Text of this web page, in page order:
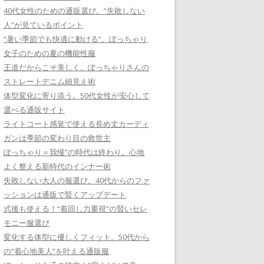
40代女性のための通販選び。“失敗しない
人”が見ているポイント
“暑い季節でも快適に動ける”。ぽっちゃり
女子のための夏の機能性服
王道だからこそ美しく。ぽっちゃりさんの
ストレートデニム細見え術
体型変化に寄り添う。50代女性が安心して
選べる通販サイト
ライトコート感覚で使える長め丈カーディ
ガンは季節の変わり目の救世主
ぽっちゃり＝我慢”の時代は終わり。心地
よく整える新時代のインナー術
失敗しない大人の服選び。40代からのファ
ッションは通販で賢くアップデート
式後も使える！“着回し力重視”の賢いセレ
モニー服選び
変化する体型に優しくフィット。50代から
の“着心地美人”を叶える通販服